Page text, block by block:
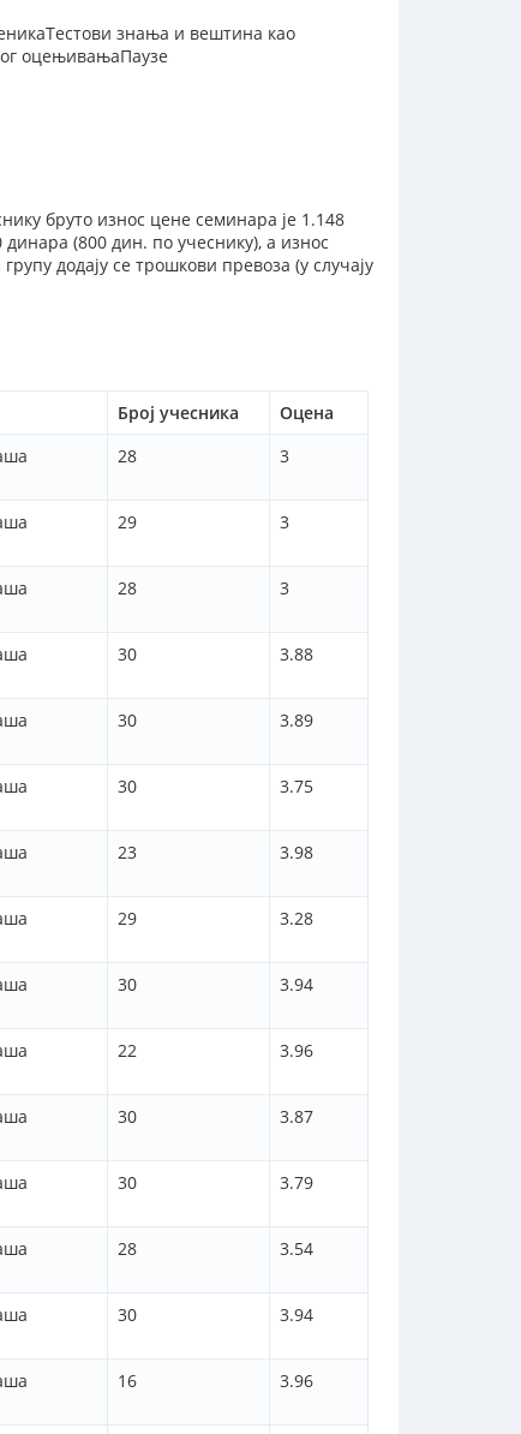
знања и вештина као
оцењивањаПаузе
бруто износ цене семинара је 1.148
(800 дин. по учеснику), а износ
додају се трошкови превоза (у случају
Број учесника
Оцена
28 3
29 3
28 3
30 3.88
30 3.89
30 3.75
23 3.98
29 3.28
30 3.94
22 3.96
30 3.87
30 3.79
28 3.54
30 3.94
16 3.96